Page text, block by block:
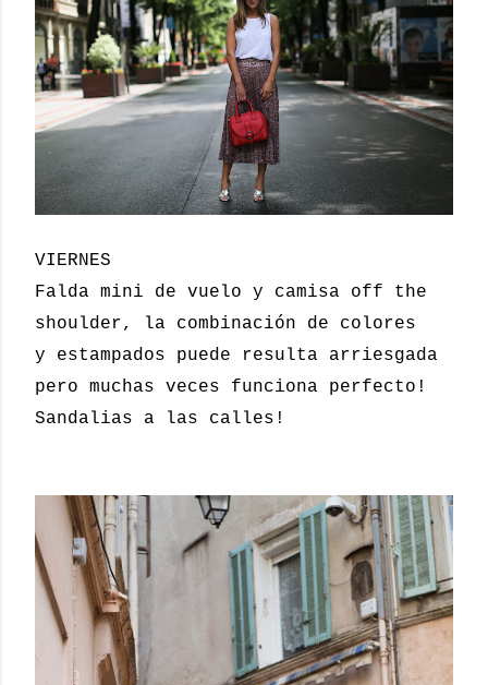
VIERNES
Falda mini de vuelo y camisa off the
shoulder, la combinación de colores
y estampados puede resulta arriesgada
pero muchas veces funciona perfecto!
Sandalias a las calles!